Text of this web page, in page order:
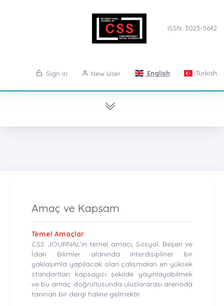
ISSN: 3023-5642
Sign in New User English Turkish
Amaç ve Kapsam
Temel Amaçlar
CSS JOURNAL'ın temel amacı, Sosyal, Beşeri ve
İdari Bilimler alanında interdisipliner bir
yaklaşımla yapılacak olan çalışmaları en yüksek
standartları kapsayıcı şekilde yayınlayabilmek
ve bu amaç doğrultusunda uluslararası arenada
tanınan bir dergi haline gelmektir.